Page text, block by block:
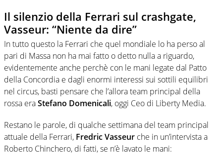
Il silenzio della Ferrari sul crashgate,
Vasseur: “Niente da dire”
In tutto questo la Ferrari che quel mondiale lo ha perso al
pari di Massa non ha mai fatto o detto nulla a riguardo,
evidentemente anche perchè con le mani legate dal Patto
della Concordia e dagli enormi interessi sui sottili equilibri
nel circus, basti pensare che l’allora team principal della
rossa eraStefano Domenicali, oggi Ceo di Liberty Media.
Restano le parole, di qualche settimana del team principal
attuale della Ferrari, Fredric Vasseur che in un’intervista a
Roberto Chinchero, di fatti, se n’è lavato le mani: